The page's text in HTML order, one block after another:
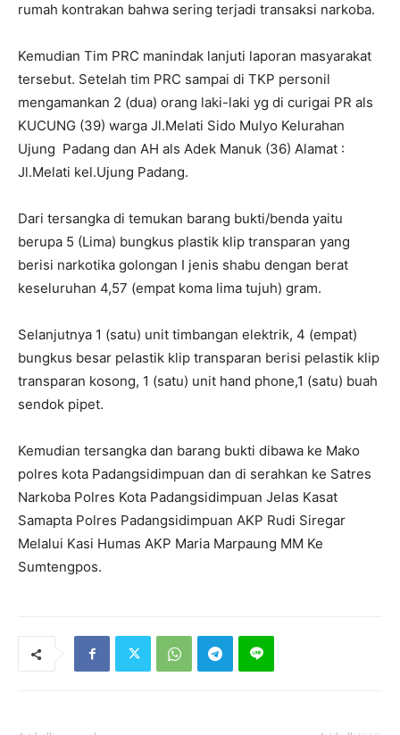
rumah kontrakan bahwa sering terjadi transaksi narkoba.
Kemudian Tim PRC manindak lanjuti laporan masyarakat
tersebut. Setelah tim PRC sampai di TKP personil
mengamankan 2 (dua) orang laki-laki yg di curigai PR als
KUCUNG (39) warga Jl.Melati Sido Mulyo Kelurahan
Ujung Padang dan AH als Adek Manuk (36) Alamat :
Jl.Melati kel.Ujung Padang.
Dari tersangka di temukan barang bukti/benda yaitu
berupa 5 (Lima) bungkus plastik klip transparan yang
berisi narkotika golongan I jenis shabu dengan berat
keseluruhan 4,57 (empat koma lima tujuh) gram.
Selanjutnya 1 (satu) unit timbangan elektrik, 4 (empat)
bungkus besar pelastik klip transparan berisi pelastik klip
transparan kosong, 1 (satu) unit hand phone,1 (satu) buah
sendok pipet.
Kemudian tersangka dan barang bukti dibawa ke Mako
polres kota Padangsidimpuan dan di serahkan ke Satres
Narkoba Polres Kota Padangsidimpuan Jelas Kasat
Samapta Polres Padangsidimpuan AKP Rudi Siregar
Melalui Kasi Humas AKP Maria Marpaung MM Ke
Sumtengpos.